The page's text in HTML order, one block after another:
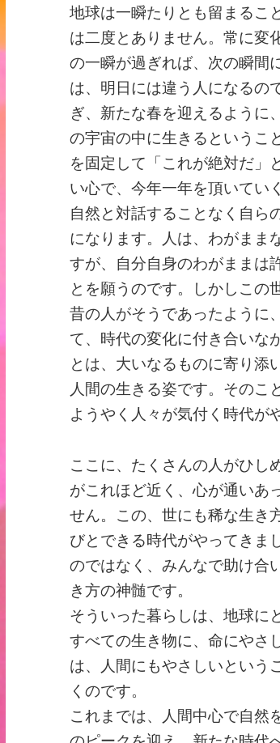
地球は一瞬たりとも留まるこ
は二度とありません。常に変
の一瞬が過ぎれば、次の瞬間
は、明日には違う人になるの
ぎ、新たな春を迎えるように
の宇宙の中に生きるというこ
を固定して「これが絶対だ」
い心で、今年一年を頂いてい
自然と対話することなく自ら
になります。人は、わがまま
すが、自分自身のわがままは
とを願うのです。しかしこの
昔の人がそうであったように
て、時代の変化に付き合いな
とは、大いなるものに寄り添
人間の生きる姿です。そのこ
ようやく人々が気付く時代が
ここに、たくさんの人がひし
がこれほど近く、心が通いあ
せん。この、世にも稀な生き
びとできる時代がやってきま
のではなく、みんなで助け合
き方の神髄です。
そういった暮らしは、地球に
すべての生き物に、命にやさ
は、人間にもやさしいという
くのです。
これまでは、人間中心で自然